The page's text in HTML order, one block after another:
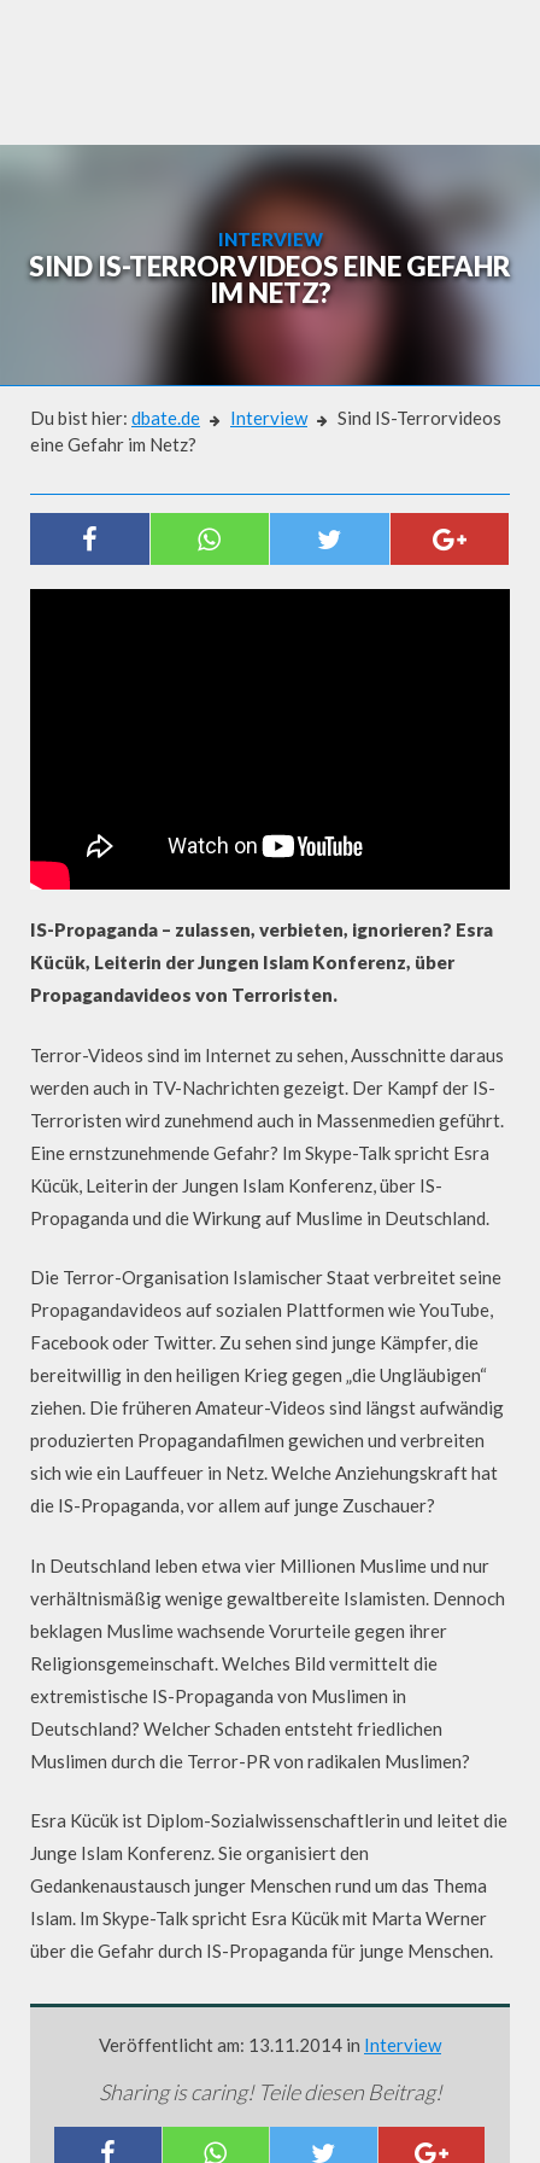
INTERVIEW
SIND IS-TERRORVIDEOS EINE GEFAHR
IM NETZ?
Du bist hier: dbate.de Interview
Sind IS-Terrorvideos
eine Gefahr im Netz?
SIND IS-TERRORVIDEOS EINE
GEFAHR IM NETZ?
IS-Propaganda – zulassen, verbieten, ignorieren? Esra
Kücük, Leiterin der Jungen Islam Konferenz, über
Propagandavideos von Terroristen.
Terror-Videos sind im Internet zu sehen, Ausschnitte daraus
werden auch in TV-Nachrichten gezeigt. Der Kampf der IS-
Terroristen wird zunehmend auch in Massenmedien geführt.
Eine ernstzunehmende Gefahr? Im Skype-Talk spricht Esra
Kücük, Leiterin der Jungen Islam Konferenz, über IS-
Propaganda und die Wirkung auf Muslime in Deutschland.
Die Terror-Organisation Islamischer Staat verbreitet seine
Propagandavideos auf sozialen Plattformen wie YouTube,
Facebook oder Twitter. Zu sehen sind junge Kämpfer, die
bereitwillig in den heiligen Krieg gegen „die Ungläubigen“
ziehen. Die früheren Amateur-Videos sind längst aufwändig
produzierten Propagandafilmen gewichen und verbreiten
sich wie ein Lauffeuer in Netz. Welche Anziehungskraft hat
die IS-Propaganda, vor allem auf junge Zuschauer?
In Deutschland leben etwa vier Millionen Muslime und nur
verhältnismäßig wenige gewaltbereite Islamisten. Dennoch
beklagen Muslime wachsende Vorurteile gegen ihrer
Religionsgemeinschaft. Welches Bild vermittelt die
extremistische IS-Propaganda von Muslimen in
Deutschland? Welcher Schaden entsteht friedlichen
Muslimen durch die Terror-PR von radikalen Muslimen?
Esra Kücük ist Diplom-Sozialwissenschaftlerin und leitet die
Junge Islam Konferenz. Sie organisiert den
Gedankenaustausch junger Menschen rund um das Thema
Islam. Im Skype-Talk spricht Esra Kücük mit Marta Werner
über die Gefahr durch IS-Propaganda für junge Menschen.
Veröffentlicht am: 13.11.2014 in Interview
Sharing is caring! Teile diesen Beitrag!